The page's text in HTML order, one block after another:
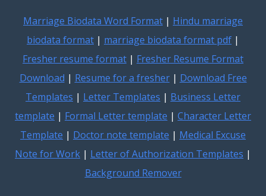
WEIGHT
(HINDI)
Marriage Biodata Word Format | Hindu marriage
biodata format | marriage biodata format pdf |
Fresher resume format | Fresher Resume Format
Download | Resume for a fresher| Download Free
Templates | Letter Templates | Business Letter
template | Formal Letter template | Character Letter
Template | Doctor note template | Medical Excuse
Note for Work | Letter of Authorization Templates |
Background Remover